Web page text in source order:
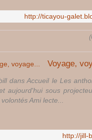
http://ticayou-
Voyage,
dans Accueil le Les
aujourd'hui sous
Ami lecte...
http://jill-